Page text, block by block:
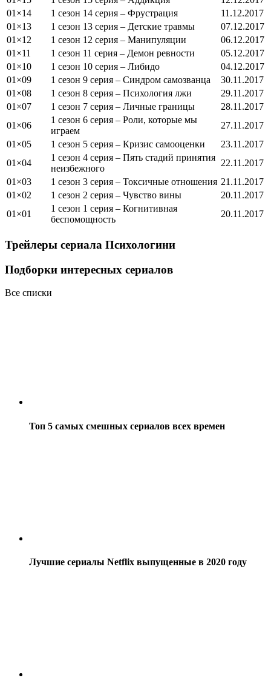
01×14
1 сезон 14 серия – Фрустрация
11.12.2017
01×13
1 сезон 13 серия – Детские травмы
07.12.2017
01×12
1 сезон 12 серия – Манипуляции
06.12.2017
01×11
1 сезон 11 серия – Демон ревности
05.12.2017
01×10
1 сезон 10 серия – Либидо
04.12.2017
01×09
1 сезон 9 серия – Синдром самозванца
30.11.2017
01×08
1 сезон 8 серия – Психология лжи
29.11.2017
01×07
1 сезон 7 серия – Личные границы
28.11.2017
01×06
1 сезон 6 серия – Роли, которые мы
играем
27.11.2017
01×05
1 сезон 5 серия – Кризис самооценки
23.11.2017
01×04
1 сезон 4 серия – Пять стадий принятия
неизбежного
22.11.2017
01×03
1 сезон 3 серия – Токсичные отношения 21.11.2017
01×02
1 сезон 2 серия – Чувство вины
20.11.2017
01×01
1 сезон 1 серия – Когнитивная
беспомощность
20.11.2017
Трейлеры сериала Психологини
Подборки интересных сериалов
Все списки
Топ 5 самых смешных сериалов всех времен
Лучшие сериалы Netflix выпущенные в 2020 году